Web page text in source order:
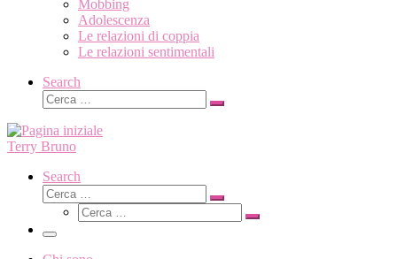
Mobbing
Adolescenza
Le relazioni di coppia
Le relazioni sentimentali
Search
Cerca
Cerca
Terry Bruno
Search
Cerca
Cerca
Cerca
Cerca
Menu